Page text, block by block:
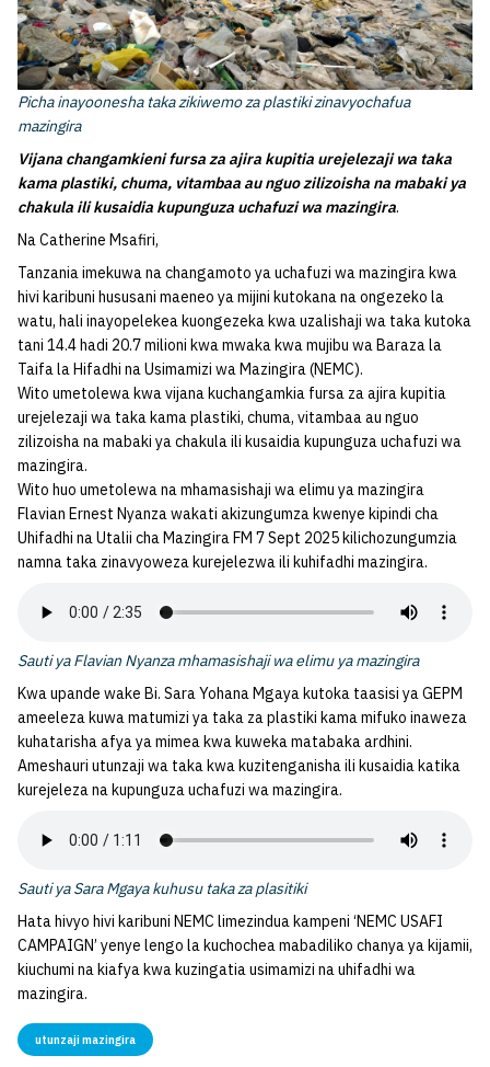
Picha inayoonesha taka zikiwemo za plastiki zinavyochafua
mazingira
Vijana changamkieni fursa za ajira kupitia urejelezaji wa taka
kama plastiki, chuma, vitambaa au nguo zilizoisha na mabaki ya
chakula ili kusaidia kupunguza uchafuzi wa mazingira.
Na Catherine Msafiri,
Tanzania imekuwa na changamoto ya uchafuzi wa mazingira kwa
hivi karibuni hususani maeneo ya mijini kutokana na ongezeko la
watu, hali inayopelekea kuongezeka kwa uzalishaji wa taka kutoka
tani 14.4 hadi 20.7 milioni kwa mwaka kwa mujibu wa Baraza la
Taifa la Hifadhi na Usimamizi wa Mazingira (NEMC).
Wito umetolewa kwa vijana kuchangamkia fursa za ajira kupitia
urejelezaji wa taka kama plastiki, chuma, vitambaa au nguo
zilizoisha na mabaki ya chakula ili kusaidia kupunguza uchafuzi wa
mazingira.
Wito huo umetolewa na mhamasishaji wa elimu ya mazingira
Flavian Ernest Nyanza wakati akizungumza kwenye kipindi cha
Uhifadhi na Utalii cha Mazingira FM 7 Sept 2025 kilichozungumzia
namna taka zinavyoweza kurejelezwa ili kuhifadhi mazingira.
Sauti ya Flavian Nyanza mhamasishaji wa elimu ya mazingira
Kwa upande wake Bi. Sara Yohana Mgaya kutoka taasisi ya GEPM
ameeleza kuwa matumizi ya taka za plastiki kama mifuko inaweza
kuhatarisha afya ya mimea kwa kuweka matabaka ardhini.
Ameshauri utunzaji wa taka kwa kuzitenganisha ili kusaidia katika
kurejeleza na kupunguza uchafuzi wa mazingira.
Sauti ya Sara Mgaya kuhusu taka za plasitiki
Hata hivyo hivi karibuni NEMC limezindua kampeni ‘NEMC USAFI
CAMPAIGN’ yenye lengo la kuchochea mabadiliko chanya ya kijamii,
kiuchumi na kiafya kwa kuzingatia usimamizi na uhifadhi wa
mazingira.
utunzaji mazingira